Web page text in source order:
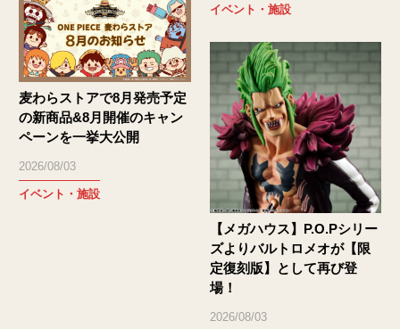
イベント・施設
麦わらストアで8月発売予定
の新商品&8月開催のキャン
ペーンを一挙大公開
2026/08/03
イベント・施設
【メガハウス】P.O.Pシリー
ズよりバルトロメオが【限
定復刻版】として再び登
場！
2026/08/03